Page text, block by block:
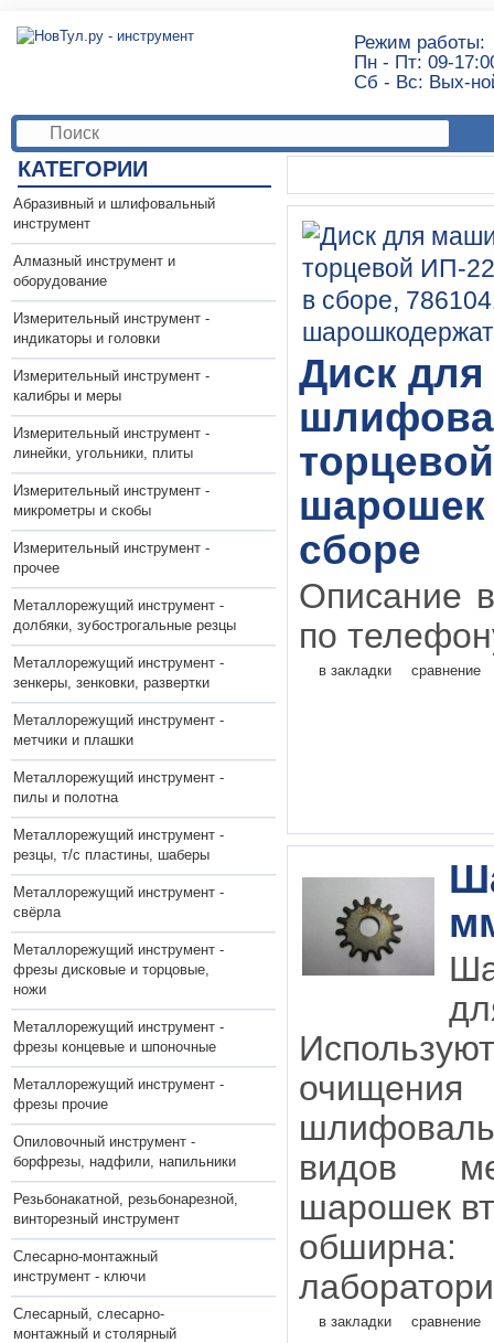
Режим работы:
Пн - Пт: 09-
Сб - Вс: Вых-
КАТЕГОРИИ
Абразивный и шлифовальный
инструмент
Алмазный инструмент и
оборудование
Измерительный инструмент -
индикаторы и головки
Измерительный инструмент -
калибры и меры
Измерительный инструмент -
линейки, угольники, плиты
Измерительный инструмент -
микрометры и скобы
Измерительный инструмент -
прочее
Металлорежущий инструмент -
долбяки, зубострогальные резцы
Металлорежущий инструмент -
зенкеры, зенковки, развертки
Металлорежущий инструмент -
метчики и плашки
Металлорежущий инструмент -
пилы и полотна
Металлорежущий инструмент -
резцы, т/с пластины, шаберы
Металлорежущий инструмент -
свёрла
Металлорежущий инструмент -
фрезы дисковые и торцовые,
ножи
Металлорежущий инструмент -
фрезы концевые и шпоночные
Металлорежущий инструмент -
фрезы прочие
Опиловочный инструмент -
борфрезы, надфили, напильники
Резьбонакатной, резьбонарезной,
винторезный инструмент
Слесарно-монтажный
инструмент - ключи
Слесарный, слесарно-
монтажный и столярный
Диск
шарошек
сборе
Описание
по
в закладки сравнение
видов
шарошек
в закладки сравнение